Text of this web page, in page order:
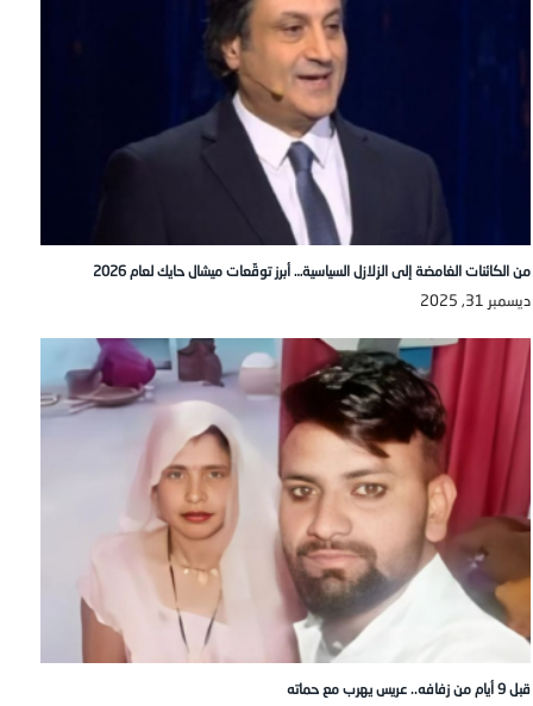
من الكائنات الغامضة إلى الزلازل السياسية… أبرز توقّعات ميشال حايك لعام 2026
ديسمبر 31, 2025
قبل 9 أيام من زفافه.. عريس يهرب مع حماته